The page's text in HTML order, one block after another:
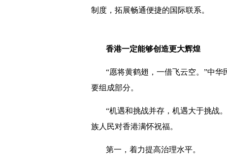
制度，拓展畅通便捷的国际联系。
香港一定能够创造更大辉煌
“愿将黄鹤翅，一借飞云空。”中
要组成部分。
“机遇和挑战并存，机遇大于挑战
族人民对香港满怀祝福。
第一，着力提高治理水平。